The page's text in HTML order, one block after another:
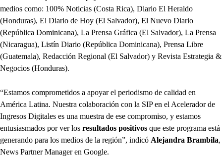
medios como: 100% Noticias (Costa Rica), Diario El Heraldo
(Honduras), El Diario de Hoy (El Salvador), El Nuevo Diario
(República Dominicana), La Prensa Gráfica (El Salvador), La Prensa
(Nicaragua), Listín Diario (República Dominicana), Prensa Libre
(Guatemala), Redacción Regional (El Salvador) y Revista Estrategia &
Negocios (Honduras).
“Estamos comprometidos a apoyar el periodismo de calidad en
América Latina. Nuestra colaboración con la SIP en el Acelerador de
Ingresos Digitales es una muestra de ese compromiso, y estamos
entusiasmados por ver los resultados positivos que este programa está
generando para los medios de la región”, indicó Alejandra Brambila,
News Partner Manager en Google.